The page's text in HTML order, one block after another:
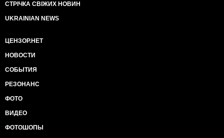
СТРІЧКА СВІЖИХ НОВИН
UKRAINIAN NEWS
ЦЕНЗОР.НЕТ
НОВОСТИ
СОБЫТИЯ
РЕЗОНАНС
ФОТО
ВИДЕО
ФОТОШОПЫ